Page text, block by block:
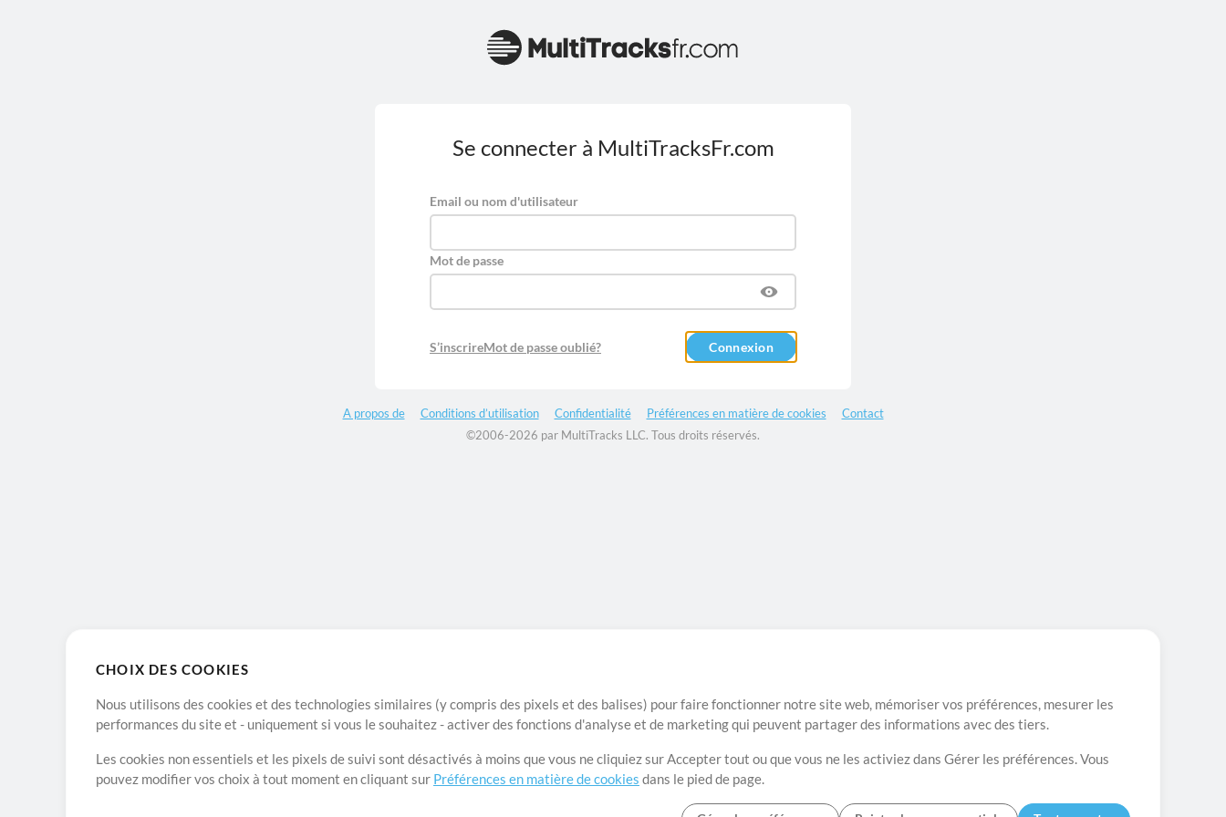
CHOIX DES COOKIES
Nous utilisons des cookies et des technologies similaires (y compris des pixels et des balises) pour faire fonctionner notre site web, mémoriser vos préférences, mesurer les
performances du site et - uniquement si vous le souhaitez - activer des fonctions d'analyse et de marketing qui peuvent partager des informations avec des tiers.
Les cookies non essentiels et les pixels de suivi sont désactivés à moins que vous ne cliquiez sur Accepter tout ou que vous ne les activiez dans Gérer les préférences. Vous
pouvez modifier vos choix à tout moment en cliquant sur Préférences en matière de cookies dans le pied de page.
Se connecter à MultiTracksFr.com
Email ou nom d'utilisateur
Mot de passe
S’inscrireMot de passe oublié? Connexion
A propos de Conditions d’utilisation Confidentialité Préférences en matière de cookies
Contact
©2006-2026 par MultiTracks LLC. Tous droits réservés.